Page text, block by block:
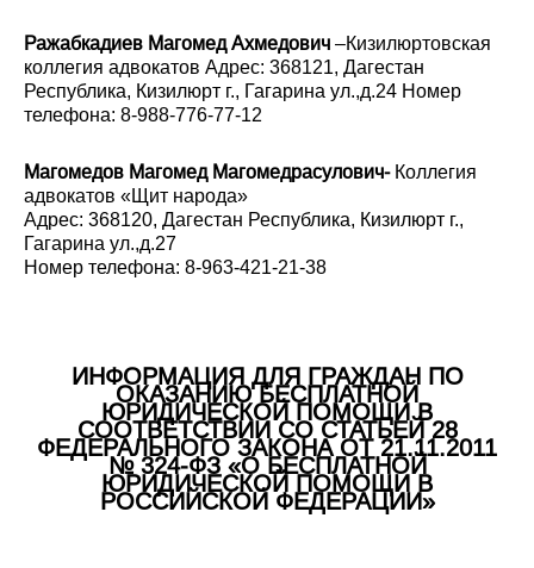
Ражабкадиев Магомед Ахмедович –Кизилюртовская
коллегия адвокатов Адрес: 368121, Дагестан
Республика, Кизилюрт г., Гагарина ул.,д.24 Номер
телефона: 8-988-776-77-12
Магомедов Магомед Магомедрасулович-Коллегия
адвокатов «Щит народа»
Адрес: 368120, Дагестан Республика, Кизилюрт г.,
Гагарина ул.,д.27
Номер телефона: 8-963-421-21-38
ИНФОРМАЦИЯ ДЛЯ ГРАЖДАН ПО
ОКАЗАНИЮ БЕСПЛАТНОЙ
ЮРИДИЧЕСКОЙ ПОМОЩИ В
СООТВЕТСТВИИ СО СТАТЬЕЙ 28
ФЕДЕРАЛЬНОГО ЗАКОНА ОТ 21.11.2011
№ 324-ФЗ «О БЕСПЛАТНОЙ
ЮРИДИЧЕСКОЙ ПОМОЩИ В
РОССИЙСКОЙ ФЕДЕРАЦИИ»